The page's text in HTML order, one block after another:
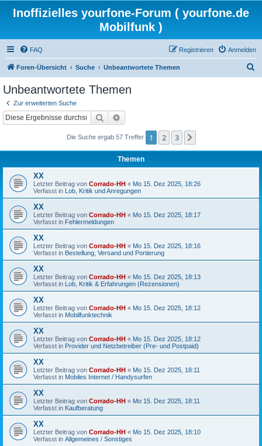
Inoffizielles yourfone-Forum ( yourfone.de
Mobilfunk )
FAQ Anmelden
Registrieren
Foren-Übersicht Suche Unbeantwortete Themen
Unbeantwortete Themen
Zur erweiterten Suche
Suche
Die Suche ergab 57 Treffer 1 2 3
Themen
XX
Letzter Beitrag von Corrado-HH « Mo 15. Dez 2025, 18:26
Verfasst in Lob, Kritik und Anregungen
XX
Letzter Beitrag von Corrado-HH « Mo 15. Dez 2025, 18:17
Verfasst in Fehlermeldungen
XX
Letzter Beitrag von Corrado-HH « Mo 15. Dez 2025, 18:16
Verfasst in Bestellung, Versand und Portierung
XX
Letzter Beitrag von Corrado-HH « Mo 15. Dez 2025, 18:13
Verfasst in Lob, Kritik & Erfahrungen (Rezensionen)
XX
Letzter Beitrag von Corrado-HH « Mo 15. Dez 2025, 18:12
Verfasst in Mobilfunktechnik
XX
Letzter Beitrag von Corrado-HH « Mo 15. Dez 2025, 18:12
Verfasst in Provider und Netzbetreiber (Pre- und Postpaid)
XX
Letzter Beitrag von Corrado-HH « Mo 15. Dez 2025, 18:11
Verfasst in Mobiles Internet / Handysurfen
XX
Letzter Beitrag von Corrado-HH « Mo 15. Dez 2025, 18:11
Verfasst in Kaufberatung
XX
Letzter Beitrag von Corrado-HH « Mo 15. Dez 2025, 18:10
Verfasst in Allgemeines / Sonstiges